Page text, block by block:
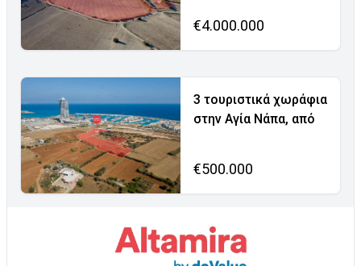
€4.000.000
3 τουριστικά χωράφια
στην Αγία Νάπα, από
€500.000